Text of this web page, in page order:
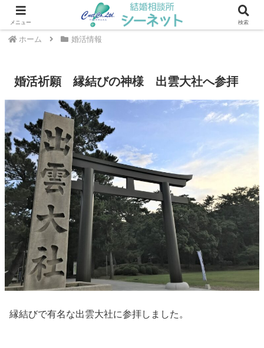
川崎・武蔵小杉エリアの結婚相談所 ｜ シーネット結婚相談所
ホーム 婚活情報
婚活祈願 縁結びの神様 出雲大社へ参拝
縁結びで有名な出雲大社に参拝しました。
メニュー 検索